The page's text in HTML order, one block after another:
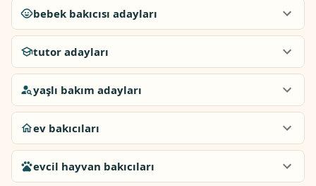
bebek bakıcısı adayları
tutor adayları
yaşlı bakım adayları
ev bakıcıları
evcil hayvan bakıcıları